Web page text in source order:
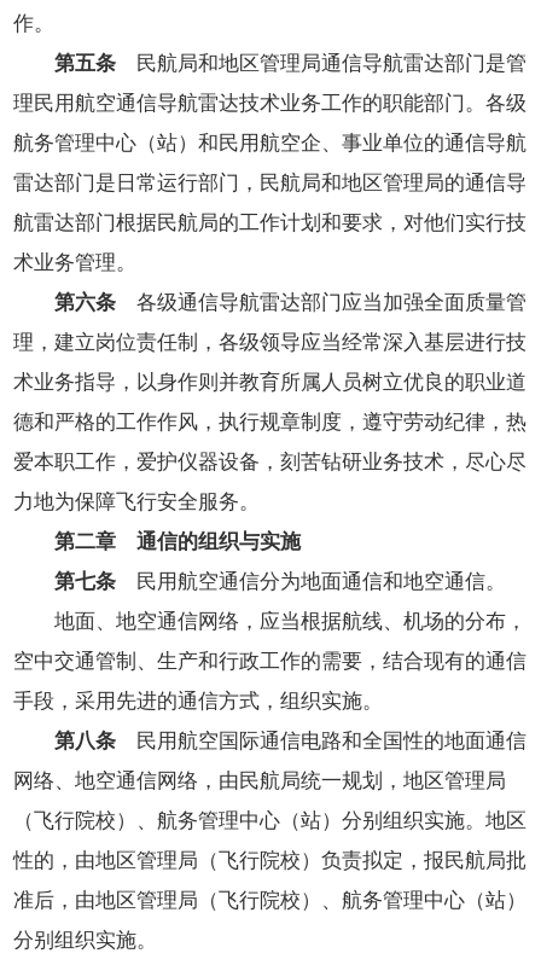
作。
第五条 民航局和地区管理局通信导航雷达部门是管
理民用航空通信导航雷达技术业务工作的职能部门。各级
航务管理中心（站）和民用航空企、事业单位的通信导航
雷达部门是日常运行部门，民航局和地区管理局的通信导
航雷达部门根据民航局的工作计划和要求，对他们实行技
术业务管理。
第六条各级通信导航雷达部门应当加强全面质量管
理，建立岗位责任制，各级领导应当经常深入基层进行技
术业务指导，以身作则并教育所属人员树立优良的职业道
德和严格的工作作风，执行规章制度，遵守劳动纪律，热
爱本职工作，爱护仪器设备，刻苦钻研业务技术，尽心尽
力地为保障飞行安全服务。
第二章 通信的组织与实施
第七条 民用航空通信分为地面通信和地空通信。
地面、地空通信网络，应当根据航线、机场的分布，
空中交通管制、生产和行政工作的需要，结合现有的通信
手段，采用先进的通信方式，组织实施。
第八条民用航空国际通信电路和全国性的地面通信
网络、地空通信网络，由民航局统一规划，地区管理局
（飞行院校）、航务管理中心（站）分别组织实施。地区
性的，由地区管理局（飞行院校）负责拟定，报民航局批
准后，由地区管理局（飞行院校）、航务管理中心（站）
分别组织实施。